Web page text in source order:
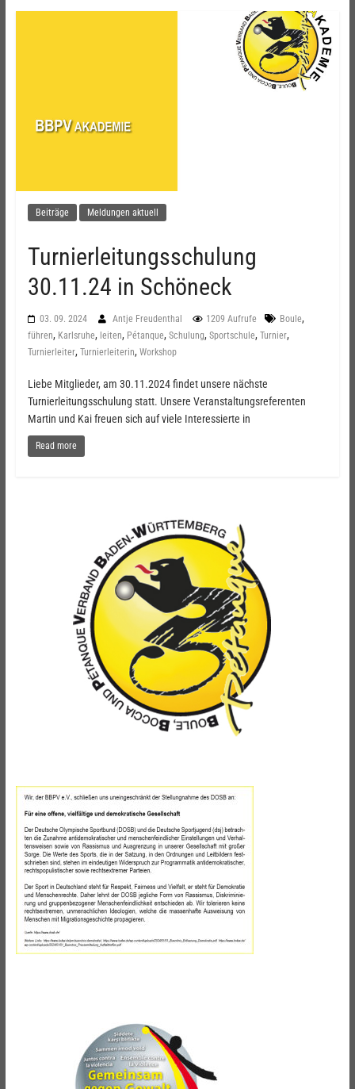
Beiträge Meldungen aktuell
Turnierleitungsschulung
30.11.24 in Schöneck
03. 09. 2024 Antje Freudenthal 1209 Aufrufe Boule,
führen, Karlsruhe, leiten, Pétanque, Schulung, Sportschule, Turnier,
Turnierleiter, Turnierleiterin, Workshop
Liebe Mitglieder, am 30.11.2024 findet unsere nächste
Turnierleitungsschulung statt. Unsere Veranstaltungsreferenten
Martin und Kai freuen sich auf viele Interessierte in
Read more